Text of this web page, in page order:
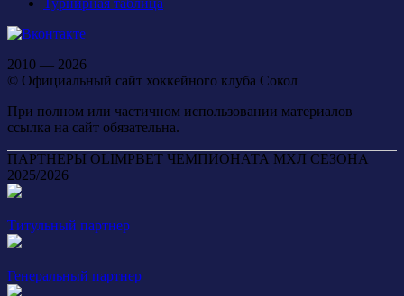
Турнирная таблица
2010 — 2026
© Официальный сайт хоккейного клуба Сокол
При полном или частичном использовании материалов
ссылка на сайт обязательна.
ПАРТНЕРЫ OLIMPBET ЧЕМПИОНАТА МХЛ СЕЗОНА
2025/2026
Титульный партнер
Генеральный партнер